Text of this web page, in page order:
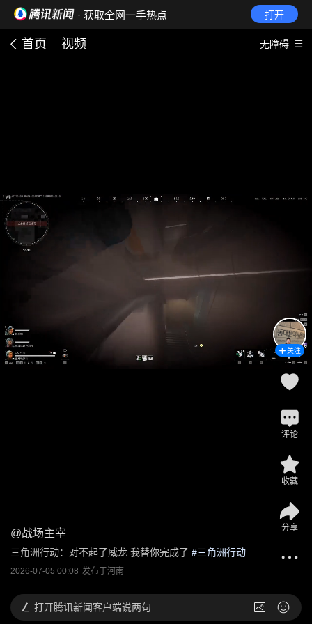
· 获取全网一手热点 打开
首页 视频 无障碍
@战场主宰
三角洲行动：对不起了威龙 我替你完成了 #三角洲行动
2026-07-05 00:08 发布于河南
关注
评论
收藏
分享
打开腾讯新闻客户端说两句